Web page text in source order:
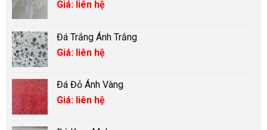
Giá: liên hệ
Đá Trắng Ánh Trắng
Giá: liên hệ
Đá Đỏ Ánh Vàng
Giá: liên hệ